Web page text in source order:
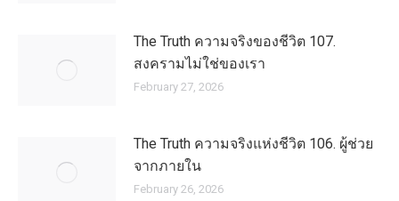
The Truth ความจริงของชีวิต 107.
สงครามไม่ใช่ของเรา
February 27, 2026
The Truth ความจริงแห่งชีวิต 106. ผู้ช่วย
จากภายใน
February 26, 2026